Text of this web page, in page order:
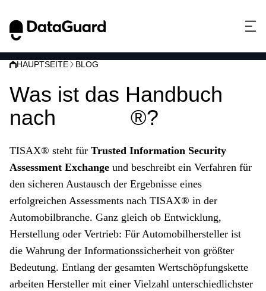
HAUPTSEITE BLOG
Was ist das Handbuch
nach
®?
TISAX® steht für Trusted Information Security
Assessment Exchange und beschreibt ein Verfahren für
den sicheren Austausch der Ergebnisse eines
erfolgreichen Assessments nach TISAX® in der
Automobilbranche. Ganz gleich ob Entwicklung,
Herstellung oder Vertrieb: Für Automobilhersteller ist
die Wahrung der Informationssicherheit von größter
Bedeutung. Entlang der gesamten Wertschöpfungskette
arbeiten Hersteller mit einer Vielzahl unterschiedlichster